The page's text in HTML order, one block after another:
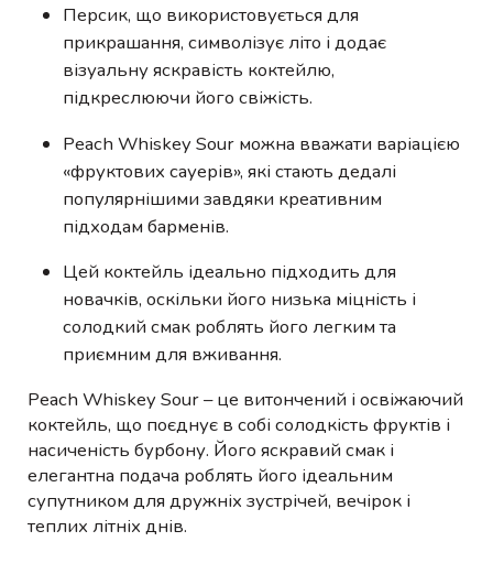
Персик, що використовується для
прикрашання, символізує літо і додає
візуальну яскравість коктейлю,
підкреслюючи його свіжість.
Peach Whiskey Sour можна вважати варіацією
«фруктових сауерів», які стають дедалі
популярнішими завдяки креативним
підходам барменів.
Цей коктейль ідеально підходить для
новачків, оскільки його низька міцність і
солодкий смак роблять його легким та
приємним для вживання.
Peach Whiskey Sour – це витончений і освіжаючий
коктейль, що поєднує в собі солодкість фруктів і
насиченість бурбону. Його яскравий смак і
елегантна подача роблять його ідеальним
супутником для дружніх зустрічей, вечірок і
теплих літніх днів.